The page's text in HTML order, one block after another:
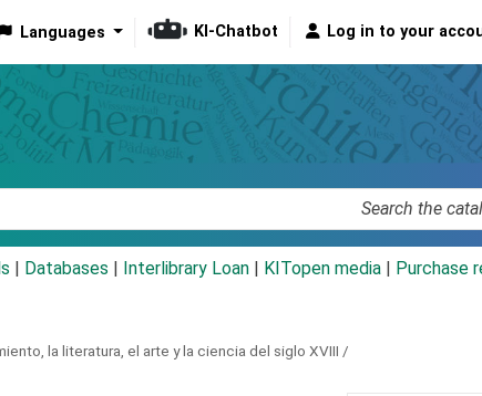
Languages KI-Chatbot Log in to your
Databases Interlibrary Loan KITopen media Purchase
la literatura, el arte y la ciencia del siglo XVIII /